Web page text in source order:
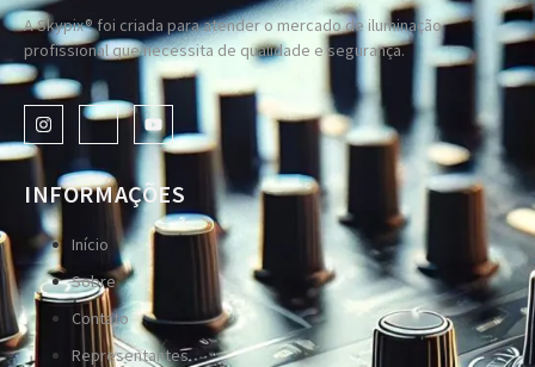
A Skypix® foi criada para atender o mercado de iluminação
profissional que necessita de qualidade e segurança.
INFORMAÇÕES
Início
Sobre
Contato
Representantes